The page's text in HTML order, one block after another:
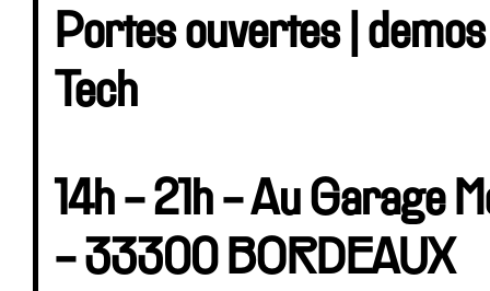
Portes ouvertes |
Tech
14h - 21h - Au Garage
- 33300 BORDEAUX